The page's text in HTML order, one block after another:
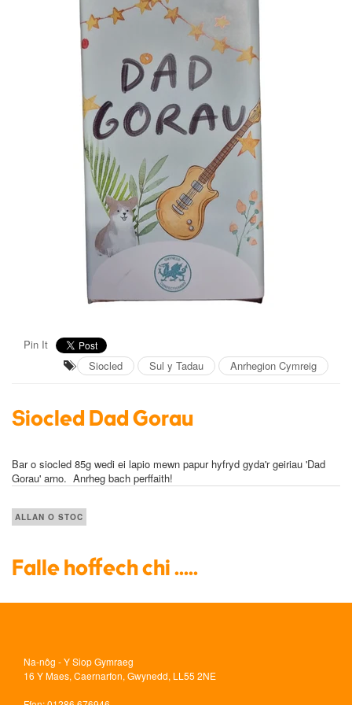
Pin It
Siocled
Sul y Tadau Anrhegion Cymreig
Siocled Dad Gorau
Bar o siocled 85g wedi ei lapio mewn papur hyfryd gyda'r geiriau 'Dad
Gorau' arno. Anrheg bach perffaith!
ALLAN O STOC
Falle hoffech chi .....
Na-nôg - Y Siop Gymraeg
16 Y Maes, Caernarfon, Gwynedd, LL55 2NE